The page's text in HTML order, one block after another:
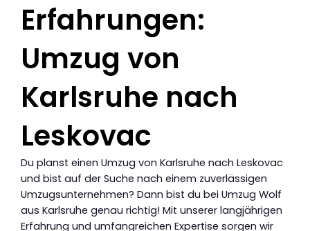
Erfahrungen:
Umzug von
Karlsruhe nach
Leskovac
Du planst einen Umzug von Karlsruhe nach Leskovac
und bist auf der Suche nach einem zuverlässigen
Umzugsunternehmen? Dann bist du bei Umzug Wolf
aus Karlsruhe genau richtig! Mit unserer langjährigen
Erfahrung und umfangreichen Expertise sorgen wir